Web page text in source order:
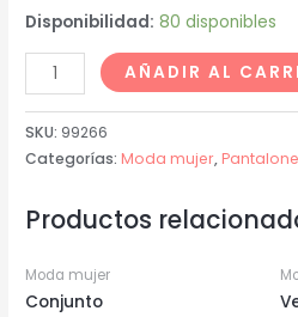
Disponibilidad: 80 disponibles
AÑADIR AL
SKU: 99266
Categorías: Moda mujer,
Productos
Moda mujer
Conjunto